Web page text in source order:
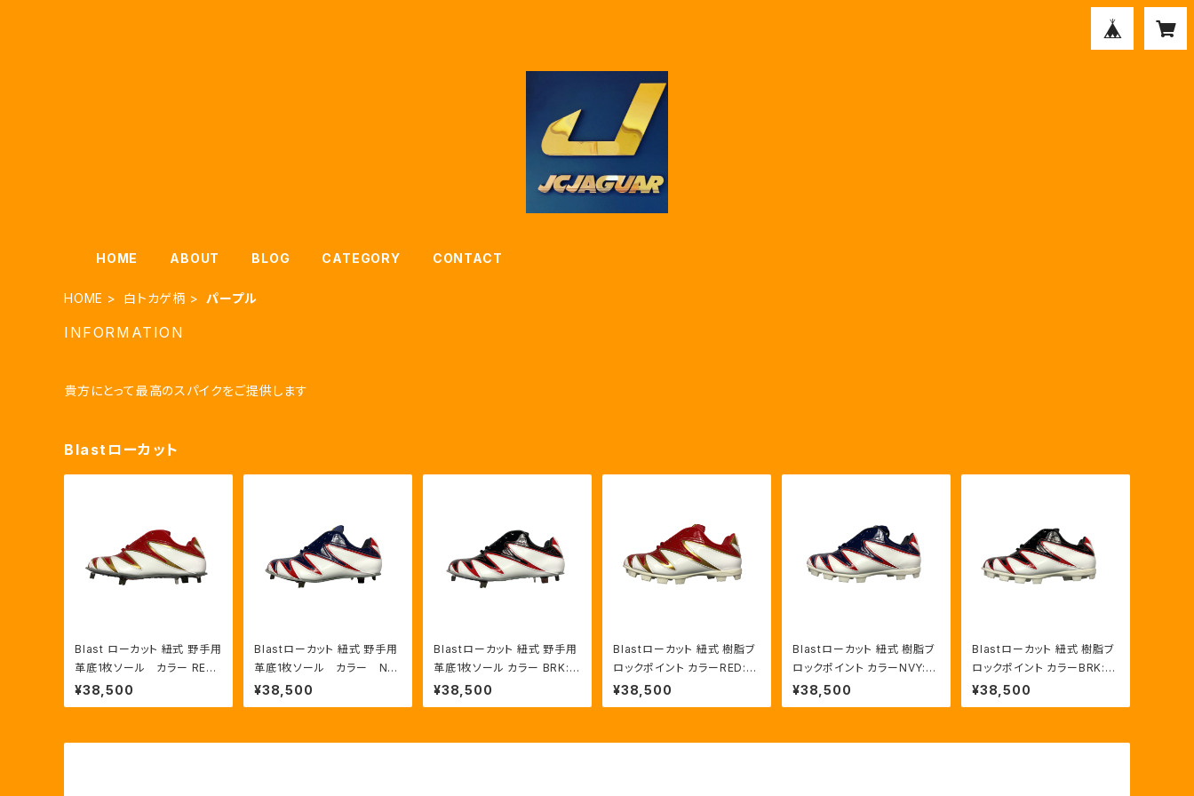
HOME ABOUT BLOG CATEGORY CONTACT
HOME 白トカゲ柄 パープル
INFORMATION
貴方にとって最高のスパイクをご提供します
Blastローカット
Blast ローカット 紐式 野手用
革底1枚ソール カラー RED:
GLD/WHT
¥38,500
Blastローカット 紐式 野手用
革底1枚ソール カラー NV
Y:RED/HWT
¥38,500
Blastローカット 紐式 野手用
革底1枚ソール カラー BRK:R
ED/HWT
¥38,500
Blastローカット 紐式 樹脂ブ
ロックポイント カラーRED:G
LD/HWT
¥38,500
Blastローカット 紐式 樹脂ブ
ロックポイント カラーNVY:R
ED/HWT
¥38,500
Blastローカット 紐式 樹脂ブ
ロックポイント カラーBRK:R
ED/HWT
¥38,500